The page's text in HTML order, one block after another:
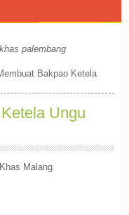
palembang
Bakpao Ketela
Ungu
Malang